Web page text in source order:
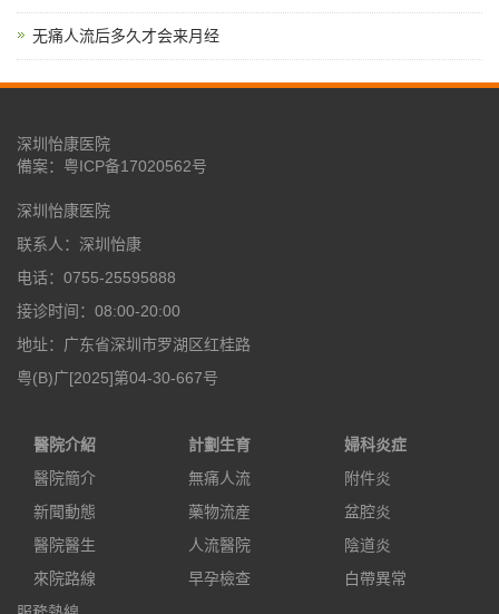
无痛人流后多久才会来月经
深圳怡康医院
備案： 粤ICP备17020562号
深圳怡康医院
联系人：深圳怡康
电话：0755-25595888
接诊时间：08:00-20:00
地址：广东省深圳市罗湖区红桂路
粤(B)广[2025]第04-30-667号
醫院介紹
醫院簡介
新聞動態
醫院醫生
來院路線
計劃生育
無痛人流
藥物流産
人流醫院
早孕檢查
婦科炎症
附件炎
盆腔炎
陰道炎
白帶異常